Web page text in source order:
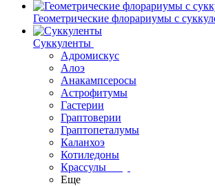
Геометрические флорариумы с
Суккуленты
Адромискус
Алоэ
Анакампсеросы
Астрофитумы
Гастерии
Граптоверии
Граптопеталумы
Каланхоэ
Котиледоны
Крассулы
Еще